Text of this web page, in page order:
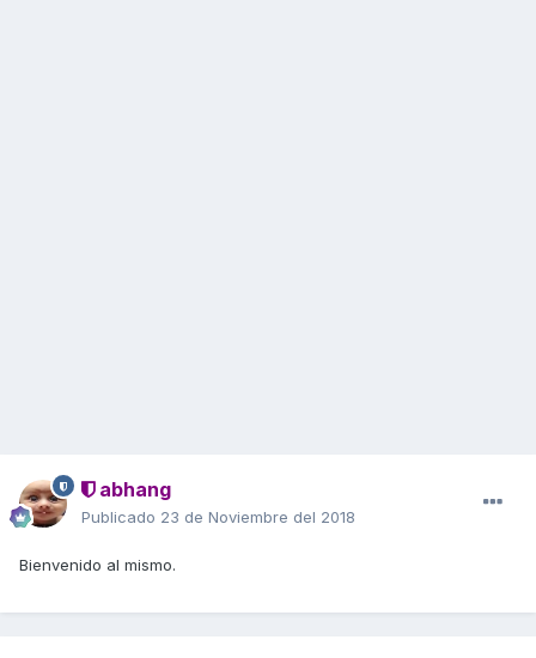
abhang
Publicado 23 de Noviembre del 2018
Bienvenido al mismo.